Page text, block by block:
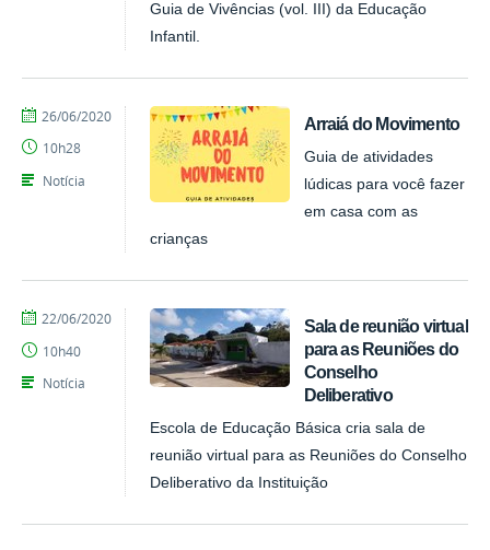
Guia de Vivências (vol. III) da Educação
Infantil.
Arraiá do Movimento
Guia de atividades
lúdicas para você fazer
em casa com as
crianças
por
publicado
26/06/2020
10h28
Notícia
Sala de reunião virtual
para as Reuniões do
Conselho
Deliberativo
Escola de Educação Básica cria sala de
reunião virtual para as Reuniões do Conselho
Deliberativo da Instituição
por
publicado
22/06/2020
10h40
Notícia